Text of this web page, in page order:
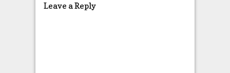
Leave a Reply